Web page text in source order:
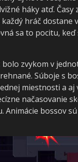
háky atď.
hráč dostane
sa to pocitu,
zvykom v
Súboje s
miestnosti a
načasovanie
bossov